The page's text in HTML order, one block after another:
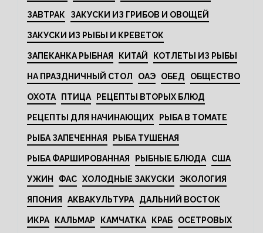
ЗАВТРАК ЗАКУСКИ ИЗ ГРИБОВ И ОВОЩЕЙ
ЗАКУСКИ ИЗ РЫБЫ И КРЕВЕТОК
ЗАПЕКАНКА РЫБНАЯ КИТАЙ КОТЛЕТЫ ИЗ РЫБЫ
НА ПРАЗДНИЧНЫЙ СТОЛ ОАЭ ОБЕД ОБЩЕСТВО
ОХОТА ПТИЦА РЕЦЕПТЫ ВТОРЫХ БЛЮД
РЕЦЕПТЫ ДЛЯ НАЧИНАЮЩИХ РЫБА В ТОМАТЕ
РЫБА ЗАПЕЧЕННАЯ РЫБА ТУШЕНАЯ
РЫБА ФАРШИРОВАННАЯ РЫБНЫЕ БЛЮДА США
УЖИН ФАС ХОЛОДНЫЕ ЗАКУСКИ ЭКОЛОГИЯ
ЯПОНИЯ АКВАКУЛЬТУРА ДАЛЬНИЙ ВОСТОК
ИКРА КАЛЬМАР КАМЧАТКА КРАБ ОСЕТРОВЫХ